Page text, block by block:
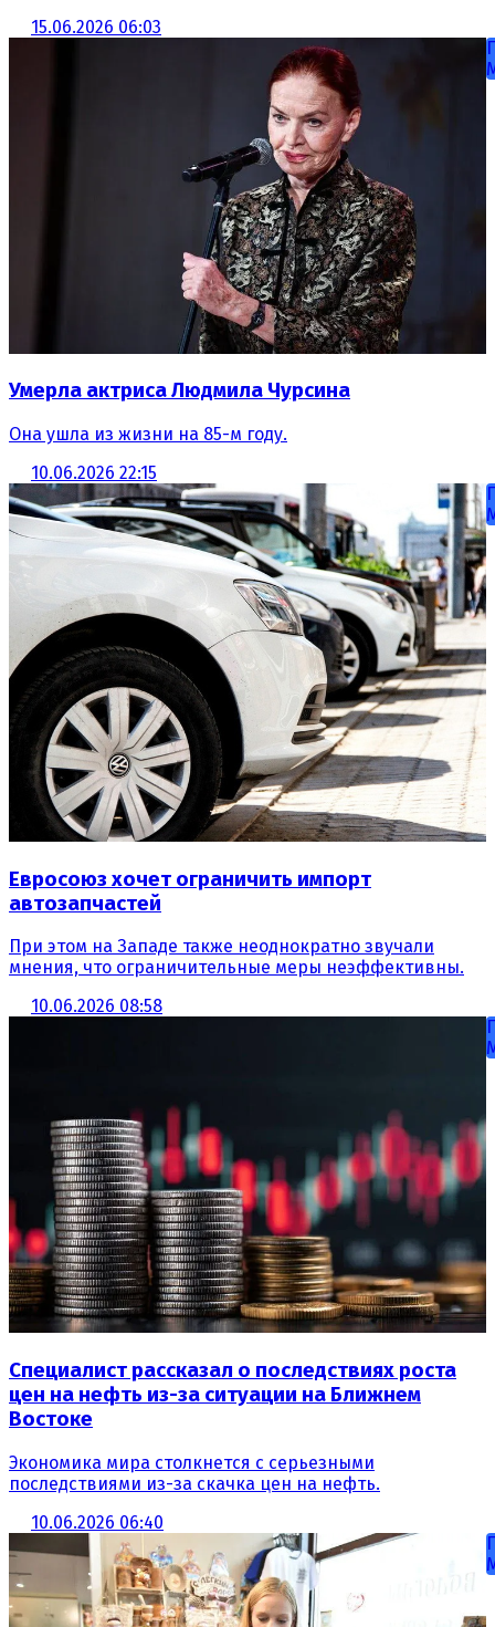
15.06.2026 06:03
Умерла актриса Людмила Чурсина
Она ушла из жизни на 85-м году.
10.06.2026 22:15
Евросоюз хочет ограничить импорт
автозапчастей
При этом на Западе также неоднократно звучали
мнения, что ограничительные меры неэффективны.
10.06.2026 08:58
Специалист рассказал о последствиях роста
цен на нефть из-за ситуации на Ближнем
Востоке
Экономика мира столкнется с серьезными
последствиями из-за скачка цен на нефть.
10.06.2026 06:40